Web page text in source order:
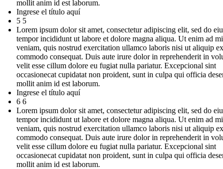
mollit anim id est laborum.
Ingrese el título aquí
5 5
Lorem ipsum dolor sit amet, consectetur adipiscing elit, sed do
tempor incididunt ut labore et dolore magna aliqua. Ut enim ad
veniam, quis nostrud exercitation ullamco laboris nisi ut aliquip
commodo consequat. Duis aute irure dolor in reprehenderit in
velit esse cillum dolore eu fugiat nulla pariatur. Excepcional sint
occasionecat cupidatat non proident, sunt in culpa qui officia
mollit anim id est laborum.
Ingrese el título aquí
6 6
Lorem ipsum dolor sit amet, consectetur adipiscing elit, sed do
tempor incididunt ut labore et dolore magna aliqua. Ut enim ad
veniam, quis nostrud exercitation ullamco laboris nisi ut aliquip
commodo consequat. Duis aute irure dolor in reprehenderit in
velit esse cillum dolore eu fugiat nulla pariatur. Excepcional sint
occasionecat cupidatat non proident, sunt in culpa qui officia
mollit anim id est laborum.